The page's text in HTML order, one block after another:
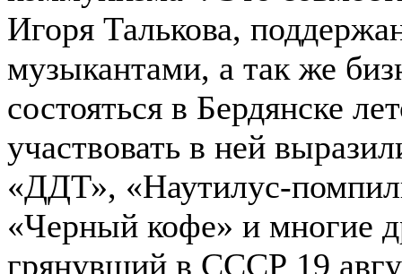
Игоря Талькова,
музыкантами, а так же
состояться в Бердянске
участвовать в ней
«ДДТ», «Наутилус-
«Черный кофе» и многие
грянувший в СССР 19